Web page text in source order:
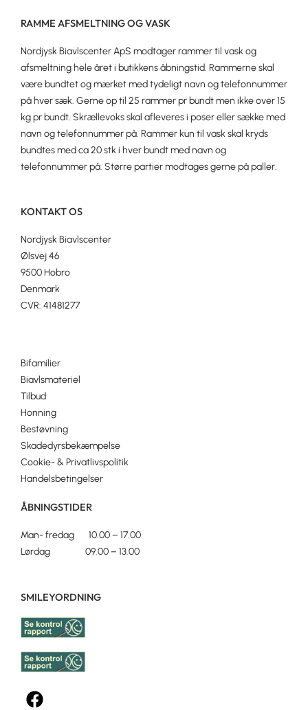
RAMME AFSMELTNING OG VASK
Nordjysk Biavlscenter ApS modtager rammer til vask og
afsmeltning hele året i butikkens åbningstid. Rammerne skal
være bundtet og mærket med tydeligt navn og telefonnummer
på hver sæk. Gerne op til 25 rammer pr bundt men ikke over 15
kg pr bundt. Skrællevoks skal afleveres i poser eller sække med
navn og telefonnummer på. Rammer kun til vask skal kryds
bundtes med ca 20 stk i hver bundt med navn og
telefonnummer på. Større partier modtages gerne på paller.
KONTAKT OS
Nordjysk Biavlscenter
Ølsvej 46
9500 Hobro
Denmark
CVR: 41481277
Bifamilier
Biavlsmateriel
Tilbud
Honning
Bestøvning
Skadedyrsbekæmpelse
Cookie- & Privatlivspolitik
Handelsbetingelser
ÅBNINGSTIDER
Man- fredag 10.00 – 17.00
Lørdag 09.00 – 13.00
SMILEYORDNING
F